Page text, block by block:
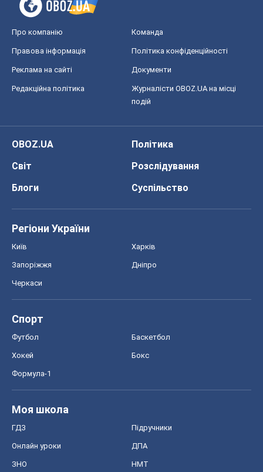
Про компанію Команда
Правова інформація Політика конфіденційності
Реклама на сайті Документи
Редакційна політика
Журналісти OBOZ.UA на місці
подій
OBOZ.UA
Політика
Світ
Розслідування
Блоги
Суспільство
Регіони України
Київ Харків
Запоріжжя Дніпро
Черкаси
Спорт
Футбол Баскетбол
Хокей Бокс
Формула-1
Моя школа
ГДЗ Підручники
Онлайн уроки ДПА
ЗНО НМТ